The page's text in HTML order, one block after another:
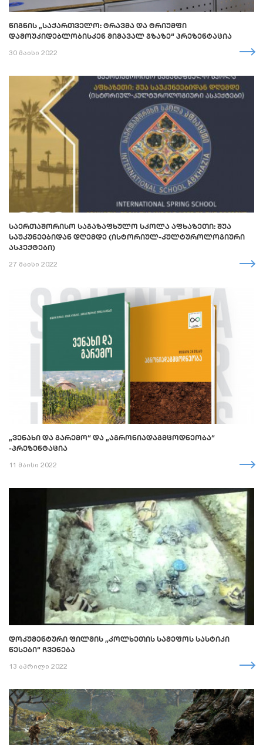
ᲬᲘᲒᲜᲘᲡ „ᲡᲐᲥᲐᲠᲗᲕᲔᲚᲝ: ᲢᲠᲐᲕᲛᲐ ᲓᲐ ᲢᲠᲘᲣᲛᲤᲘ
ᲓᲐᲛᲝᲣᲙᲘᲓᲔᲑᲚᲝᲑᲘᲡᲙᲔᲜ ᲛᲘᲛᲐᲕᲐᲚ ᲒᲖᲐᲖᲔ“ ᲞᲠᲔᲖᲔᲜᲢᲐᲪᲘᲐ
30 მაისი 2022
ᲡᲐᲔᲠᲗᲐᲨᲝᲠᲘᲡᲝ ᲡᲐᲒᲐᲖᲐᲤᲮᲣᲚᲝ ᲡᲙᲝᲚᲐ ᲐᲤᲮᲐᲖᲔᲗᲘ: ᲨᲣᲐ
ᲡᲐᲣᲙᲣᲜᲔᲔᲑᲘᲓᲐᲜ ᲓᲦᲔᲛᲓᲔ (ᲘᲡᲢᲝᲠᲘᲣᲚ-ᲙᲣᲚᲢᲣᲠᲝᲚᲝᲒᲘᲣᲠᲘ
ᲐᲡᲞᲔᲥᲢᲔᲑᲘ)
27 მაისი 2022
„ᲕᲔᲜᲐᲮᲘ ᲓᲐ ᲒᲐᲠᲔᲛᲝ“ ᲓᲐ „ᲐᲒᲠᲝᲜᲘᲐᲓᲐᲒᲛᲪᲝᲓᲜᲔᲝᲑᲐ“
-ᲞᲠᲔᲖᲔᲜᲢᲐᲪᲘᲐ
11 მაისი 2022
ᲓᲝᲙᲣᲛᲔᲜᲢᲣᲠᲘ ᲤᲘᲚᲛᲘᲡ ,,ᲙᲝᲚᲮᲔᲗᲘᲡ ᲡᲐᲛᲔᲤᲝᲡ ᲡᲐᲡᲢᲘᲙᲘ
ᲬᲔᲡᲔᲑᲘ“ ᲩᲕᲔᲜᲔᲑᲐ
13 აპრილი 2022